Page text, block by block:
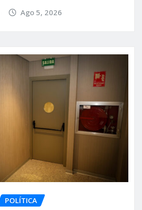
Ago 5, 2026
POLÍTICA